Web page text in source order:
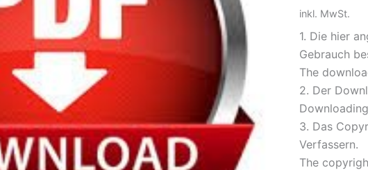
inkl. MwSt.
1. Die hier
Gebrauch
The
2. Der
3. Das
Verfassern.
The